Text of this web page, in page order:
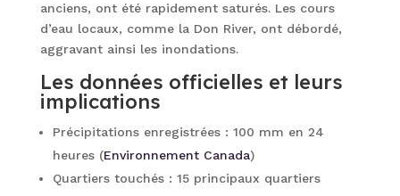
anciens, ont été rapidement saturés. Les cours
d’eau locaux, comme la Don River, ont débordé,
aggravant ainsi les inondations.
Les données officielles et leurs
implications
Précipitations enregistrées : 100 mm en 24
heures (Environnement Canada)
Quartiers touchés : 15 principaux quartiers